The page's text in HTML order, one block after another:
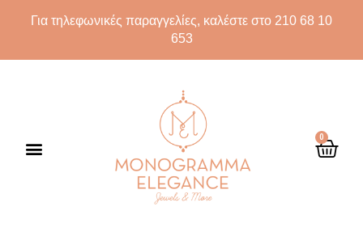
Για τηλεφωνικές παραγγελίες, καλέστε στο 210 68 10
653
0